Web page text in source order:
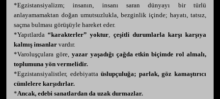
*Egzistansiyalizm; insanın, insanı saran dünyayı bir türlü
anlayamamaktan doğan umutsuzlukla, bezginlik içinde; hayatı, tatsız,
saçma bulması görüşüyle hareket eder.
*Yapıtlarda “karakterler” yoktur, çeşitli durumlarla karşı karşıya
kalmış insanlar vardır.
*Varoluşçulara göre, yazar yaşadığı çağda etkin biçimde rol almalı,
toplumuna yön vermelidir.
*Egzistansiyalistler, edebiyatta üslupçuluğa; parlak, göz kamaştırıcı
cümlelere karşıdırlar.
*Ancak, edebi sanatlardan da uzak durmazlar.